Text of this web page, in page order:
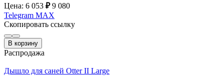
Цена: 6 053 ₽ 9 080
Telegram MAX
Скопировать ссылку
В корзину
Распродажа
Дышло для саней Otter II Large